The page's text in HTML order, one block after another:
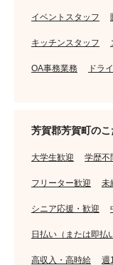
イベントスタッフ
キッチンスタッフ
OA事務業務 ドラ
芳賀郡芳賀町の
大学生歓迎 学歴不
フリーター歓迎 未
シニア応援・歓迎
日払い（または即払
高収入・高時給 週